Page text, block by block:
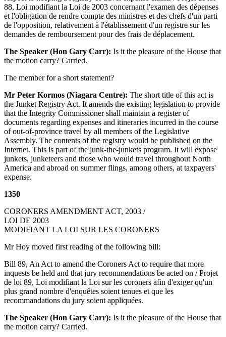
88, Loi modifiant la Loi de 2003 concernant l'examen des dépenses
et l'obligation de rendre compte des ministres et des chefs d'un parti
de l'opposition, relativement à l'établissement d'un registre sur les
demandes de remboursement pour des frais de déplacement.
The Speaker (Hon Gary Carr): Is it the pleasure of the House that
the motion carry? Carried.
The member for a short statement?
Mr Peter Kormos (Niagara Centre): The short title of this act is
the Junket Registry Act. It amends the existing legislation to provide
that the Integrity Commissioner shall maintain a register of
documents regarding expenses and itineraries incurred in the course
of out-of-province travel by all members of the Legislative
Assembly. The contents of the registry would be published on the
Internet. This is part of the junk-the-junkets program. It will expose
junkets, junketeers and those who would travel throughout North
America and abroad on summer flings, among others, at taxpayers'
expense.
1350
CORONERS AMENDMENT ACT, 2003 /
LOI DE 2003
MODIFIANT LA LOI SUR LES CORONERS
Mr Hoy moved first reading of the following bill:
Bill 89, An Act to amend the Coroners Act to require that more
inquests be held and that jury recommendations be acted on / Projet
de loi 89, Loi modifiant la Loi sur les coroners afin d'exiger qu'un
plus grand nombre d'enquêtes soient tenues et que les
recommandations du jury soient appliquées.
The Speaker (Hon Gary Carr): Is it the pleasure of the House that
the motion carry? Carried.